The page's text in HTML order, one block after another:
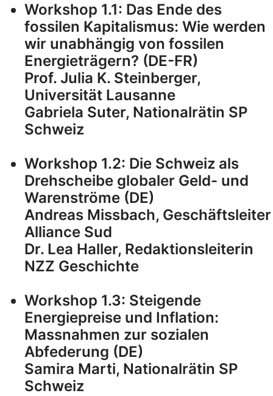
Workshop 1.1: Das Ende des
fossilen Kapitalismus: Wie werden
wir unabhängig von fossilen
Energieträgern? (DE-FR)
Prof. Julia K. Steinberger,
Universität Lausanne
Gabriela Suter, Nationalrätin SP
Schweiz
Workshop 1.2: Die Schweiz als
Drehscheibe globaler Geld- und
Warenströme (DE)
Andreas Missbach, Geschäftsleiter
Alliance Sud
Dr. Lea Haller, Redaktionsleiterin
NZZ Geschichte
Workshop 1.3: Steigende
Energiepreise und Inflation:
Massnahmen zur sozialen
Abfederung (DE)
Samira Marti, Nationalrätin SP
Schweiz